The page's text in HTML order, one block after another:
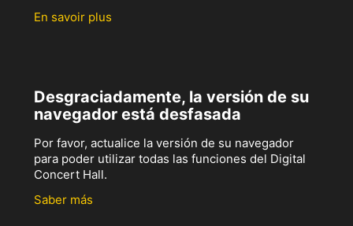
En savoir plus
Desgraciadamente, la versión de su
navegador está desfasada
Por favor, actualice la versión de su navegador
para poder utilizar todas las funciones del Digital
Concert Hall.
Saber más